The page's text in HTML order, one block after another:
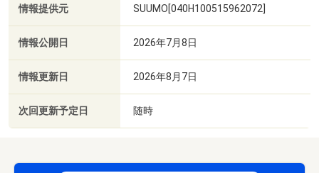
情報提供元 SUUMO[040H100515962072]
情報公開日 2026年7月8日
情報更新日 2026年8月7日
次回更新予定日 随時